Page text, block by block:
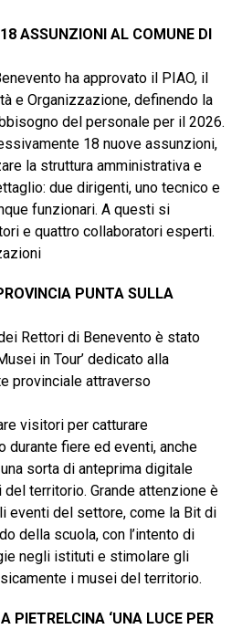
ASSUNZIONI AL COMUNE DI
ha approvato il PIAO, il
e Organizzazione, definendo la
del personale per il 2026.
18 nuove assunzioni,
la struttura amministrativa e
due dirigenti, uno tecnico e
funzionari. A questi si
e quattro collaboratori esperti.
PUNTA SULLA
Rettori di Benevento è stato
in Tour’ dedicato alla
provinciale attraverso
visitori per catturare
durante fiere ed eventi, anche
sorta di anteprima digitale
territorio. Grande attenzione è
eventi del settore, come la Bit di
della scuola, con l’intento di
negli istituti e stimolare gli
i musei del territorio.
PIETRELCINA ‘UNA LUCE PER